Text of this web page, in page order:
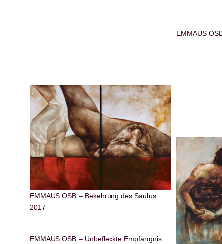
EMMAUS
EMMAUS OSB – Bekehrung des Saulus
2017
EMMAUS OSB – Unbefleckte Empfängnis